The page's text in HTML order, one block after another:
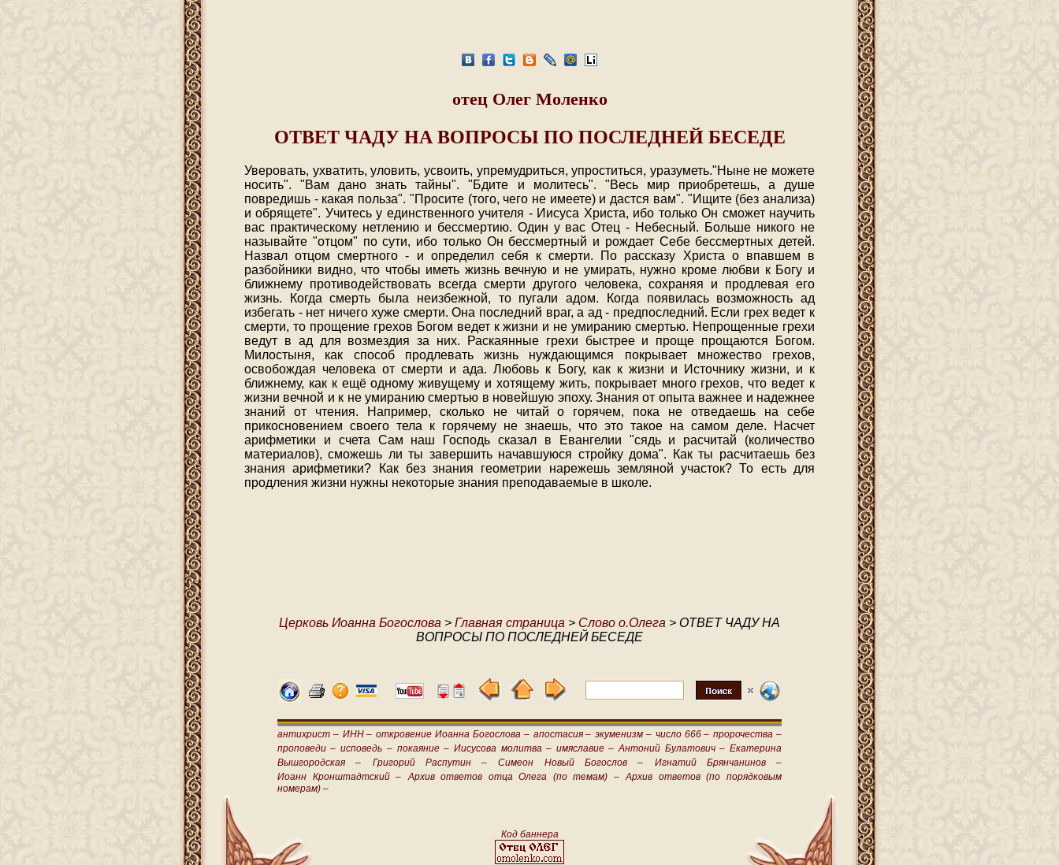
отец Олег Моленко
ОТВЕТ ЧАДУ НА ВОПРОСЫ ПО ПОСЛЕДНЕЙ БЕСЕДЕ
Уверовать, ухватить, уловить, усвоить, упремудриться, упроститься, уразуметь."Ныне не можете
носить". "Вам дано знать тайны". "Бдите и молитесь". "Весь мир приобретешь, а душе
повредишь - какая польза". "Просите (того, чего не имеете) и дастся вам". "Ищите (без анализа)
и обрящете". Учитесь у единственного учителя - Иисуса Христа, ибо только Он сможет научить
вас практическому нетлению и бессмертию. Один у вас Отец - Небесный. Больше никого не
называйте "отцом" по сути, ибо только Он бессмертный и рождает Себе бессмертных детей.
Назвал отцом смертного - и определил себя к смерти. По рассказу Христа о впавшем в
разбойники видно, что чтобы иметь жизнь вечную и не умирать, нужно кроме любви к Богу и
ближнему противодействовать всегда смерти другого человека, сохраняя и продлевая его
жизнь. Когда смерть была неизбежной, то пугали адом. Когда появилась возможность ад
избегать - нет ничего хуже смерти. Она последний враг, а ад - предпоследний. Если грех ведет к
смерти, то прощение грехов Богом ведет к жизни и не умиранию смертью. Непрощенные грехи
ведут в ад для возмездия за них. Раскаянные грехи быстрее и проще прощаются Богом.
Милостыня, как способ продлевать жизнь нуждающимся покрывает множество грехов,
освобождая человека от смерти и ада. Любовь к Богу, как к жизни и Источнику жизни, и к
ближнему, как к ещё одному живущему и хотящему жить, покрывает много грехов, что ведет к
жизни вечной и к не умиранию смертью в новейшую эпоху. Знания от опыта важнее и надежнее
знаний от чтения. Например, сколько не читай о горячем, пока не отведаешь на себе
прикосновением своего тела к горячему не знаешь, что это такое на самом деле. Насчет
арифметики и счета Сам наш Господь сказал в Евангелии "сядь и расчитай (количество
материалов), сможешь ли ты завершить начавшуюся стройку дома". Как ты расчитаешь без
знания арифметики? Как без знания геометрии нарежешь земляной участок? То есть для
продления жизни нужны некоторые знания преподаваемые в школе.
Церковь Иоанна Богослова > Главная страница > Слово о.Олега > ОТВЕТ ЧАДУ НА
ВОПРОСЫ ПО ПОСЛЕДНЕЙ БЕСЕДЕ
антихрист – ИНН – откровение Иоанна Богослова – апостасия – экуменизм – число 666 – пророчества –
проповеди – исповедь – покаяние – Иисусова молитва – имяславие – Антоний Булатович – Екатерина
Вышгородская –
Григорий Распутин – Симеон Новый Богослов –
Игнатий Брянчанинов –
Иоанн Кронштадтский –
Архив ответов отца Олега (по темам) –
Архив ответов (по порядковым
номерам) –
Код баннера